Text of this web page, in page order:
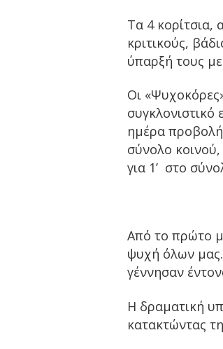
Τα 4 κορίτσια,
κριτικούς,
ύπαρξή τους
Οι
ημέρα
σύνολο
για 1’ στο
Από το πρώτο
ψυχή όλων
γέννησαν
Η δραματική
κατακτώντας